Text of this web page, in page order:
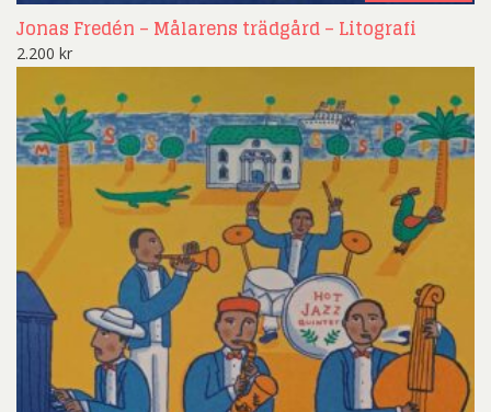
Jonas Fredén – Målarens trädgård – Litografi
2.200 kr